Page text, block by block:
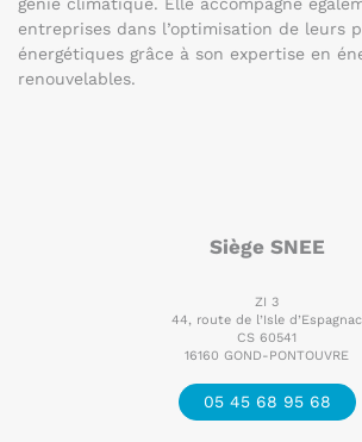
génie climatique. Elle accompagne
entreprises dans l’optimisation de leurs
énergétiques grâce à son expertise en
renouvelables.
Siège SNEE
ZI 3
44, route de l’Isle d’Espagnac
CS 60541
16160 GOND-PONTOUVRE
05 45 68 95 68